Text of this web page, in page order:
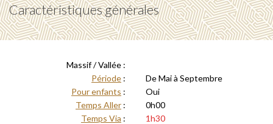
Caractéristiques générales
Massif / Vallée :
Période :
De Mai à Septembre
Pour enfants :
Oui
Temps Aller :
0h00
Temps Via :
1h30